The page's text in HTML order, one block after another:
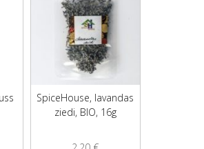
SpiceHouse, lavandas
ziedi, BIO, 16g